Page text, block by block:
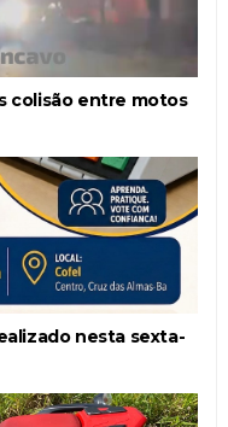
colisão entre motos
nesta sexta-